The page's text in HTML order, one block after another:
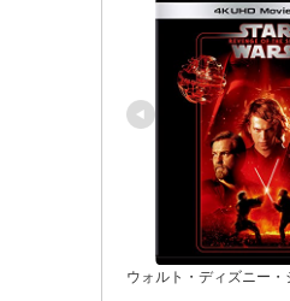
ウォルト・ディズニー